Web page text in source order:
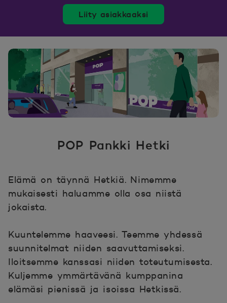
Liity asiakkaaksi
POP Pankki Hetki
Elämä on täynnä Hetkiä. Nimemme
mukaisesti haluamme olla osa niistä
jokaista.
Kuuntelemme haaveesi. Teemme yhdessä
suunnitelmat niiden saavuttamiseksi.
Iloitsemme kanssasi niiden toteutumisesta.
Kuljemme ymmärtävänä kumppanina
elämäsi pienissä ja isoissa Hetkissä.